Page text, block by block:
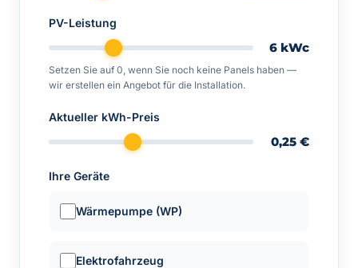
PV-Leistung
6 kWc
Setzen Sie auf 0, wenn Sie noch keine Panels haben —
wir erstellen ein Angebot für die Installation.
Aktueller kWh-Preis
0,25 €
Ihre Geräte
Wärmepumpe (WP)
Elektrofahrzeug